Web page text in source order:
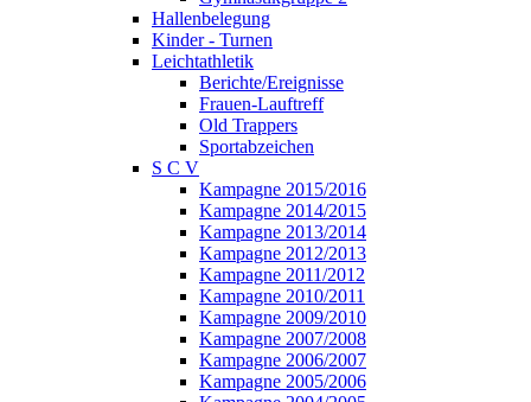
Hallenbelegung
Kinder - Turnen
Leichtathletik
Berichte/Ereignisse
Frauen-Lauftreff
Old Trappers
Sportabzeichen
S C V
Kampagne 2015/2016
Kampagne 2014/2015
Kampagne 2013/2014
Kampagne 2012/2013
Kampagne 2011/2012
Kampagne 2010/2011
Kampagne 2009/2010
Kampagne 2007/2008
Kampagne 2006/2007
Kampagne 2005/2006